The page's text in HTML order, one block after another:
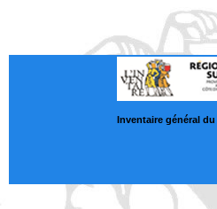
Inventaire général du